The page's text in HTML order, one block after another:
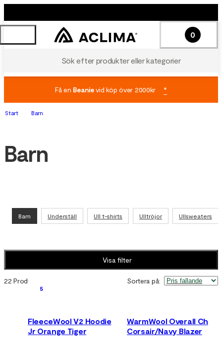
Sök efter produkter eller kategorier
0
Få en Beanievid köp över 2000kr *
Start Barn
Barn
Barn Underställ Ull t-shirts Ulltröjor Ullsweaters
Visa filter
22 Produkter Sortera på:
5
FleeceWool V2 Hoodie
Jr Orange Tiger
WarmWool Overall Ch
Corsair/Navy Blazer